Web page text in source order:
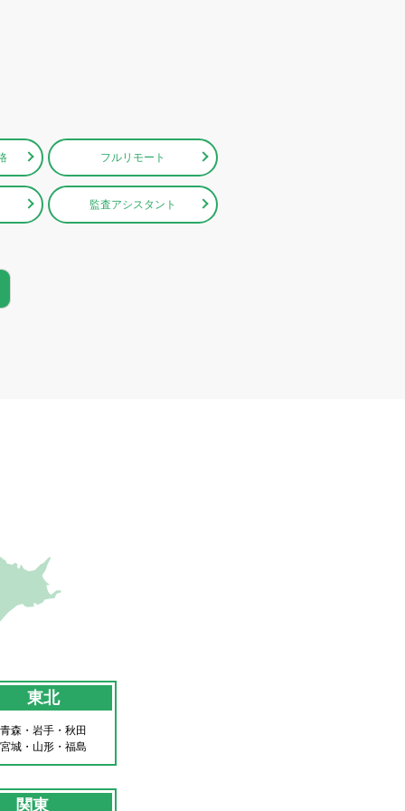
フルリモート
監査アシスタント
東北
青森・岩手・秋田
宮城・山形・福島
関東